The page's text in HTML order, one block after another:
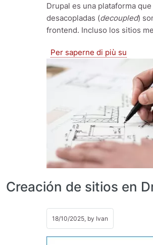
Drupal es una plataforma
desacopladas (decoupled)
frontend. Incluso los sitios
Per saperne di più suDrupal
Creación de sitios en
18/10/2025, by Ivan